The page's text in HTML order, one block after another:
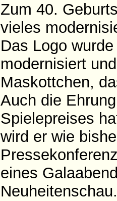
Zum 40.
vieles
Das Logo
modernisiert
Maskottchen,
Auch die
Spielepreises
wird er wie
eines
Neuheitenschau.